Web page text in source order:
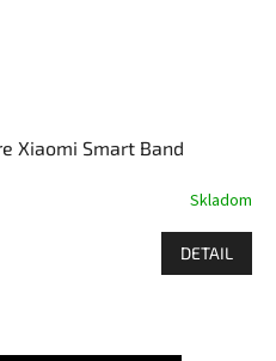
Xiaomi Smart Band
Skladom
DETAIL